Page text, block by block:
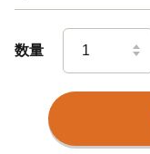
数量